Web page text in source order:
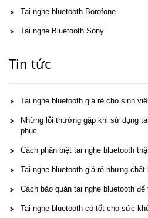
Tai nghe bluetooth Borofone
Tai nghe Bluetooth Sony
Tin tức
Tai nghe bluetooth giá rẻ cho sinh
Những lỗi thường gặp khi sử dụng
phục
Cách phân biệt tai nghe bluetooth
Tai nghe bluetooth giá rẻ nhưng
Cách bảo quản tai nghe bluetooth để
Tai nghe bluetooth có tốt cho sức